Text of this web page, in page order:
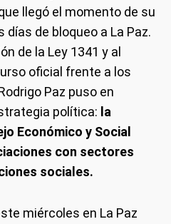
llegó el momento de su
de bloqueo a La Paz.
de la Ley 1341 y al
oficial frente a los
Paz puso en
política: la
Económico y Social
con sectores
sociales.
miércoles en La Paz